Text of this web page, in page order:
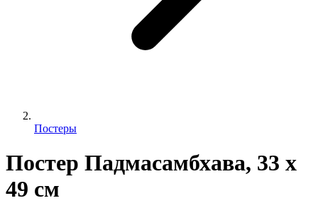
Постеры
Постер Падмасамбхава, 33 х
49 см